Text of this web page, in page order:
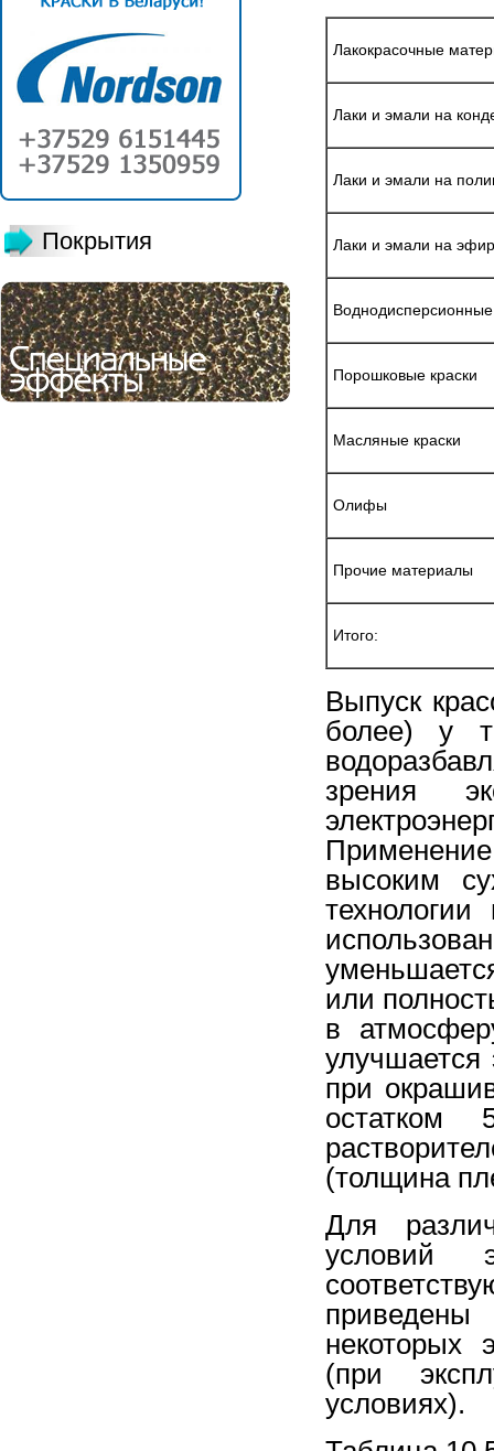
Покрытия
Лакокрасочные
Лаки и эмали на
Лаки и эмали на
Лаки и эмали на
Воднодисперсионные
Порошковые краски
Масляные краски
Олифы
Прочие материалы
Итого:
Выпуск
более) у
зрения
высоким
или
в
улучшается
при
остатком
(толщина
Для
условий
некоторых
(при
условиях).